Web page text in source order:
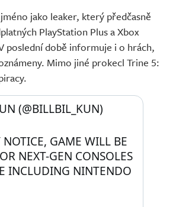
jako leaker, který předčasně
PlayStation Plus a Xbox
poslední době informuje i o hrách,
Mimo jiné prokecl Trine 5:
GAME WILL BE
NEXT-GEN CONSOLES
INCLUDING NINTENDO
(@BILLBIL_KUN)